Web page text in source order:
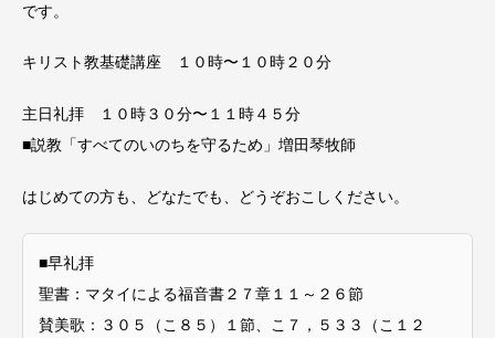
です。
キリスト教基礎講座 １０時〜１０時２０分
主日礼拝 １０時３０分〜１１時４５分
■説教「すべてのいのちを守るため」増田琴牧師
はじめての方も、どなたでも、どうぞおこしください。
■早礼拝
聖書：マタイによる福音書２７章１１～２６節
賛美歌：３０５（こ８５）１節、こ７，５３３（こ１２